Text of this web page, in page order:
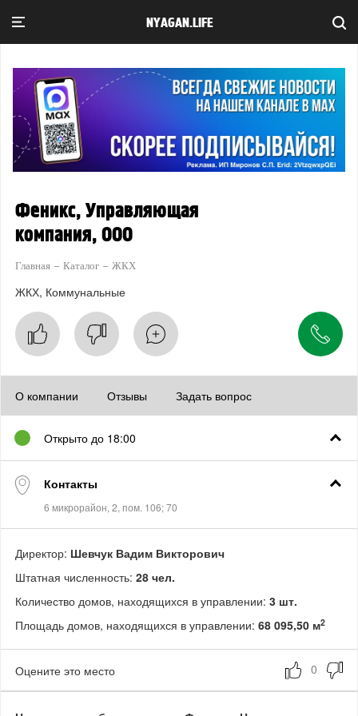
NYAGAN.LIFE
Феникс, Управляющая
компания, ООО
Главная Каталог ЖКХ
ЖКХ Коммунальные
О компании Отзывы Задать вопрос
Открыто до 18:00
Контакты
Директор: Шевчук Вадим Викторович
Штатная численность: 28 чел.
Количество домов, находящихся в управлении: 3 шт.
Площадь домов, находящихся в управлении: 68 095,50 м2
Оцените это место